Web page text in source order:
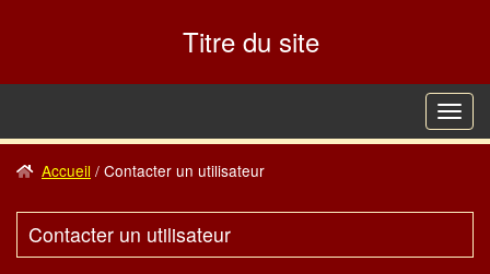
Titre du site
Accueil Contacter un utilisateur
Contacter un utilisateur